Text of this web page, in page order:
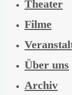
Theater
Filme
Über uns
Archiv